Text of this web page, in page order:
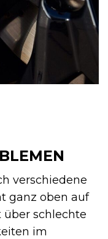
verschiedene
ganz oben auf
schlechte
im